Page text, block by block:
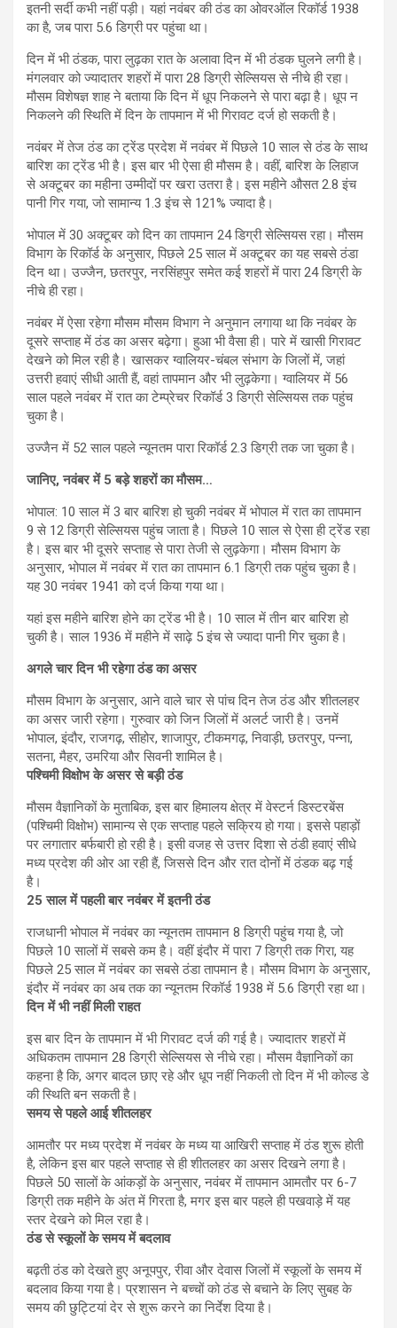
इतनी सर्दी कभी नहीं पड़ी। यहां नवंबर की ठंड का ओवरऑल रिकॉर्ड 1938
का है, जब पारा 5.6 डिग्री पर पहुंचा था।
दिन में भी ठंडक, पारा लुढ़का रात के अलावा दिन में भी ठंडक घुलने लगी है।
मंगलवार को ज्यादातर शहरों में पारा 28 डिग्री सेल्सियस से नीचे ही रहा।
मौसम विशेषज्ञ शाह ने बताया कि दिन में धूप निकलने से पारा बढ़ा है। धूप न
निकलने की स्थिति में दिन के तापमान में भी गिरावट दर्ज हो सकती है।
नवंबर में तेज ठंड का ट्रेंड प्रदेश में नवंबर में पिछले 10 साल से ठंड के साथ
बारिश का ट्रेंड भी है। इस बार भी ऐसा ही मौसम है। वहीं, बारिश के लिहाज
से अक्टूबर का महीना उम्मीदों पर खरा उतरा है। इस महीने औसत 2.8 इंच
पानी गिर गया, जो सामान्य 1.3 इंच से 121% ज्यादा है।
भोपाल में 30 अक्टूबर को दिन का तापमान 24 डिग्री सेल्सियस रहा। मौसम
विभाग के रिकॉर्ड के अनुसार, पिछले 25 साल में अक्टूबर का यह सबसे ठंडा
दिन था। उज्जैन, छतरपुर, नरसिंहपुर समेत कई शहरों में पारा 24 डिग्री के
नीचे ही रहा।
नवंबर में ऐसा रहेगा मौसम मौसम विभाग ने अनुमान लगाया था कि नवंबर के
दूसरे सप्ताह में ठंड का असर बढ़ेगा। हुआ भी वैसा ही। पारे में खासी गिरावट
देखने को मिल रही है। खासकर ग्वालियर-चंबल संभाग के जिलों में, जहां
उत्तरी हवाएं सीधी आती हैं, वहां तापमान और भी लुढ़केगा। ग्वालियर में 56
साल पहले नवंबर में रात का टेम्प्रेचर रिकॉर्ड 3 डिग्री सेल्सियस तक पहुंच
चुका है।
उज्जैन में 52 साल पहले न्यूनतम पारा रिकॉर्ड 2.3 डिग्री तक जा चुका है।
जानिए, नवंबर में 5 बड़े शहरों का मौसम…
भोपाल: 10 साल में 3 बार बारिश हो चुकी नवंबर में भोपाल में रात का तापमान
9 से 12 डिग्री सेल्सियस पहुंच जाता है। पिछले 10 साल से ऐसा ही ट्रेंड रहा
है। इस बार भी दूसरे सप्ताह से पारा तेजी से लुढ़केगा। मौसम विभाग के
अनुसार, भोपाल में नवंबर में रात का तापमान 6.1 डिग्री तक पहुंच चुका है।
यह 30 नवंबर 1941 को दर्ज किया गया था।
यहां इस महीने बारिश होने का ट्रेंड भी है। 10 साल में तीन बार बारिश हो
चुकी है। साल 1936 में महीने में साढ़े 5 इंच से ज्यादा पानी गिर चुका है।
अगले चार दिन भी रहेगा ठंड का असर
मौसम विभाग के अनुसार, आने वाले चार से पांच दिन तेज ठंड और शीतलहर
का असर जारी रहेगा। गुरुवार को जिन जिलों में अलर्ट जारी है। उनमें
भोपाल, इंदौर, राजगढ़, सीहोर, शाजापुर, टीकमगढ़, निवाड़ी, छतरपुर, पन्ना,
सतना, मैहर, उमरिया और सिवनी शामिल है।
पश्चिमी विक्षोभ के असर से बड़ी ठंड
मौसम वैज्ञानिकों के मुताबिक, इस बार हिमालय क्षेत्र में वेस्टर्न डिस्टरबेंस
(पश्चिमी विक्षोभ) सामान्य से एक सप्ताह पहले सक्रिय हो गया। इससे पहाड़ों
पर लगातार बर्फबारी हो रही है। इसी वजह से उत्तर दिशा से ठंडी हवाएं सीधे
मध्य प्रदेश की ओर आ रही हैं, जिससे दिन और रात दोनों में ठंडक बढ़ गई
है।
25 साल में पहली बार नवंबर में इतनी ठंड
राजधानी भोपाल में नवंबर का न्यूनतम तापमान 8 डिग्री पहुंच गया है, जो
पिछले 10 सालों में सबसे कम है। वहीं इंदौर में पारा 7 डिग्री तक गिरा, यह
पिछले 25 साल में नवंबर का सबसे ठंडा तापमान है। मौसम विभाग के अनुसार,
इंदौर में नवंबर का अब तक का न्यूनतम रिकॉर्ड 1938 में 5.6 डिग्री रहा था।
दिन में भी नहीं मिली राहत
इस बार दिन के तापमान में भी गिरावट दर्ज की गई है। ज्यादातर शहरों में
अधिकतम तापमान 28 डिग्री सेल्सियस से नीचे रहा। मौसम वैज्ञानिकों का
कहना है कि, अगर बादल छाए रहे और धूप नहीं निकली तो दिन में भी कोल्ड डे
की स्थिति बन सकती है।
समय से पहले आई शीतलहर
आमतौर पर मध्य प्रदेश में नवंबर के मध्य या आखिरी सप्ताह में ठंड शुरू होती
है, लेकिन इस बार पहले सप्ताह से ही शीतलहर का असर दिखने लगा है।
पिछले 50 सालों के आंकड़ों के अनुसार, नवंबर में तापमान आमतौर पर 6-7
डिग्री तक महीने के अंत में गिरता है, मगर इस बार पहले ही पखवाड़े में यह
स्तर देखने को मिल रहा है।
ठंड से स्कूलों के समय में बदलाव
बढ़ती ठंड को देखते हुए अनूपपुर, रीवा और देवास जिलों में स्कूलों के समय में
बदलाव किया गया है। प्रशासन ने बच्चों को ठंड से बचाने के लिए सुबह के
समय की छुट्टियां देर से शुरू करने का निर्देश दिया है।